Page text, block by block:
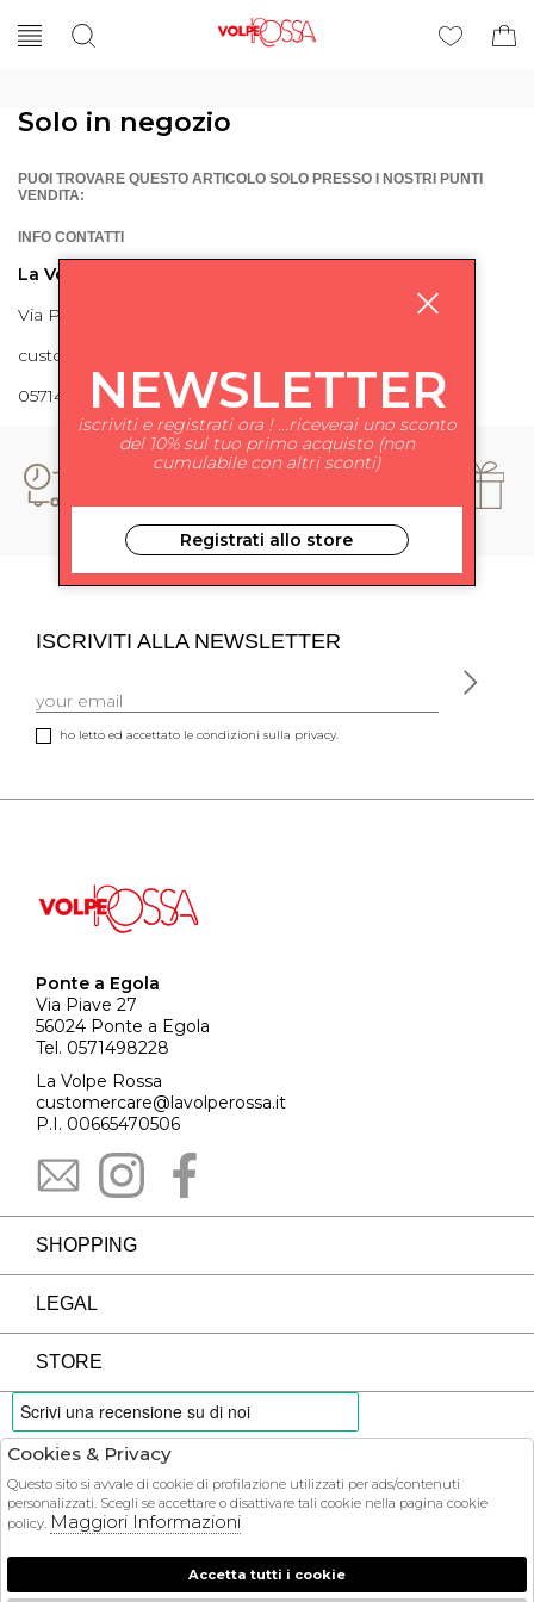
Solo in negozio
PUOI TROVARE QUESTO ARTICOLO SOLO PRESSO I NOSTRI PUNTI
VENDITA:
INFO CONTATTI
La Volpe Rossa
Via Piave 27 56024 Ponte a Egola
customercare@lavolperossa.it
0571498228
ISCRIVITI ALLA NEWSLETTER
ho letto ed accettato le condizioni sulla privacy.
Ponte a Egola
Via Piave 27
56024 Ponte a Egola
Tel. 0571498228
La Volpe Rossa
customercare@lavolperossa.it
P.I. 00665470506
SHOPPING
LEGAL
STORE
PAYMENTS
COURIER
NEWSLETTER
iscriviti e registrati ora ! ...riceverai uno sconto
del 10% sul tuo primo acquisto (non
cumulabile con altri sconti)
Registrati allo store
Cookies & Privacy
Questo sito si avvale di cookie di profilazione utilizzati per ads/contenuti
personalizzati. Scegli se accettare o disattivare tali cookie nella pagina cookie
policy. Maggiori Informazioni
Accetta tutti i cookie